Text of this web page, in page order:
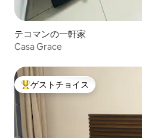
テコマンの一軒家
Casa Grace
大好評のゲストチョイスです。
ゲストチョイス